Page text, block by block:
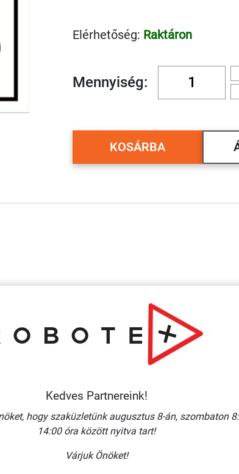
Elérhetőség: Raktáron
Mennyiség:
KOSÁRBA
Kedves Partnereink!
hogy szaküzletünk augusztus 8-án, szombaton
14:00 óra között nyitva tart!
Várjuk Önöket!